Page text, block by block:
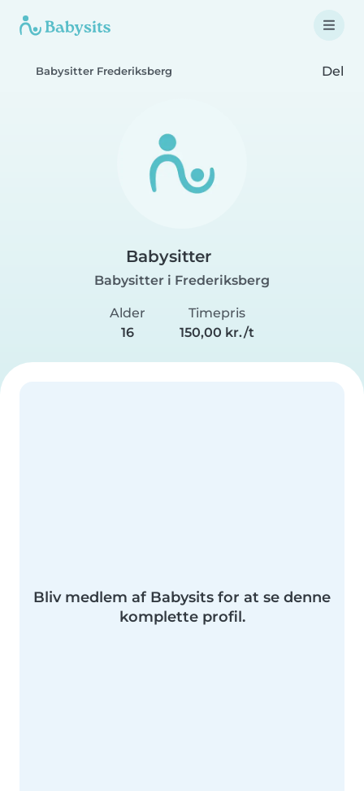
Babysitter Frederiksberg Del
Babysitter
Babysitter i Frederiksberg
Alder
16
Timepris
150,00 kr./t
Bliv medlem af Babysits for at se denne
komplette profil.